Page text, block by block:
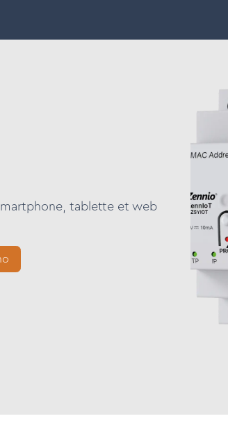
tablette et web